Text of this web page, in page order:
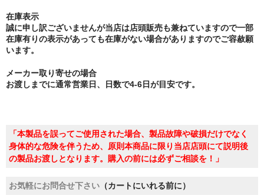
在庫表示
誠に申し訳ございませんが当店は店頭販売も兼ねていますので一部
在庫有りの表示があっても在庫がない場合がありますのでご容赦願
います。
メーカー取り寄せの場合
お渡しまでに通常営業日、日数で4-6日が目安です。
「本製品を誤ってご使用された場合、製品故障や破損だけでなく
身体的な危険を伴うため、原則本商品に限り当店店頭にて説明後
の製品お渡しとなります。購入の前には必ずご相談を！」
お気軽にお問合せ下さい （カートにいれる前に）